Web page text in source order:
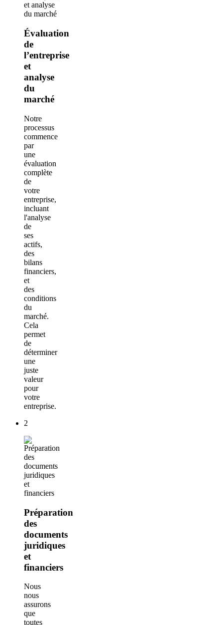
Évaluation
de
l’entreprise
et
analyse
du
marché
Notre
processus
commence
par
une
évaluation
complète
de
votre
entreprise,
incluant
l'analyse
de
ses
actifs,
des
bilans
financiers,
et
des
conditions
du
marché.
Cela
permet
de
déterminer
une
juste
valeur
pour
votre
entreprise.
2
Préparation
des
documents
juridiques
et
financiers
Nous
nous
assurons
que
toutes